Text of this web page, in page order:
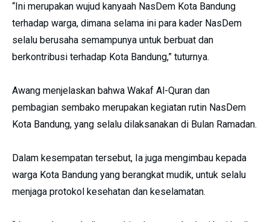
“Ini merupakan wujud kanyaah NasDem Kota Bandung
terhadap warga, dimana selama ini para kader NasDem
selalu berusaha semampunya untuk berbuat dan
berkontribusi terhadap Kota Bandung,” tuturnya.
Awang menjelaskan bahwa Wakaf Al-Quran dan
pembagian sembako merupakan kegiatan rutin NasDem
Kota Bandung, yang selalu dilaksanakan di Bulan Ramadan.
Dalam kesempatan tersebut, Ia juga mengimbau kepada
warga Kota Bandung yang berangkat mudik, untuk selalu
menjaga protokol kesehatan dan keselamatan.